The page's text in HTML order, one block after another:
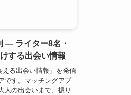
— ライター8名・
する出会い情報
える出会い情報」を発信
です。マッチングアプ
人の出会いまで、振り